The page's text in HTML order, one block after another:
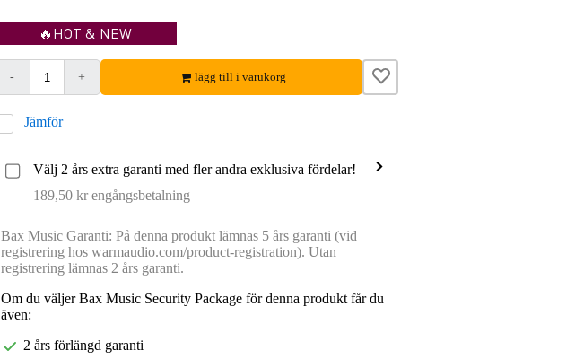
🔥HOT & NEW
- + lägg till i varukorg
Jämför
Välj 2 års extra garanti med fler andra exklusiva fördelar!
189,50 kr engångsbetalning
Bax Music Garanti: På denna produkt lämnas 5 års garanti (vid
registrering hos warmaudio.com/product-registration). Utan
registrering lämnas 2 års garanti.
Om du väljer Bax Music Security Package för denna produkt får du
även:
2 års förlängd garanti